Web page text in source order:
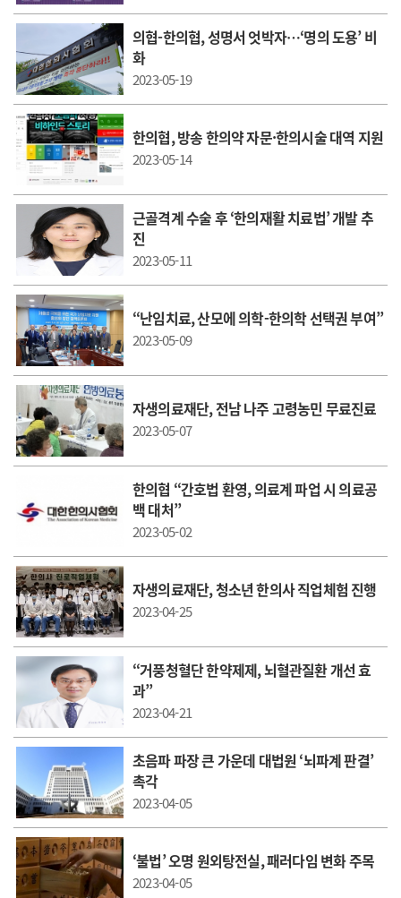
의협-한의협, 성명서 엇박자…‘명의 도용’ 비
화
2023-05-19
한의협, 방송 한의약 자문·한의시술 대역 지원
2023-05-14
근골격계 수술 후 ‘한의재활 치료법’ 개발 추
진
2023-05-11
“난임치료, 산모에 의학-한의학 선택권 부여”
2023-05-09
자생의료재단, 전남 나주 고령농민 무료진료
2023-05-07
한의협 “간호법 환영, 의료계 파업 시 의료공
백 대처”
2023-05-02
자생의료재단, 청소년 한의사 직업체험 진행
2023-04-25
“거풍청혈단 한약제제, 뇌혈관질환 개선 효
과”
2023-04-21
초음파 파장 큰 가운데 대법원 ‘뇌파계 판결’
촉각
2023-04-05
‘불법’ 오명 원외탕전실, 패러다임 변화 주목
2023-04-05